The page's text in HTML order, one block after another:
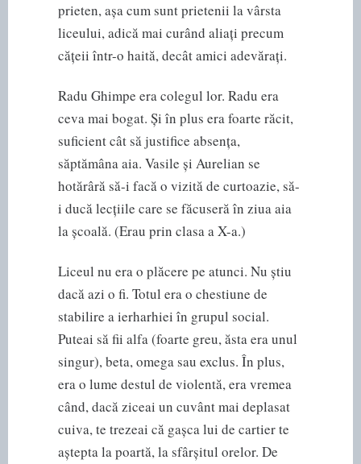
prieten, așa cum sunt prietenii la vârsta
liceului, adică mai curând aliați precum
cățeii într-o haită, decât amici adevărați.
Radu Ghimpe era colegul lor. Radu era
ceva mai bogat. Și în plus era foarte răcit,
suficient cât să justifice absența,
săptămâna aia. Vasile și Aurelian se
hotărâră să-i facă o vizită de curtoazie, să-
i ducă lecțiile care se făcuseră în ziua aia
la școală. (Erau prin clasa a X-a.)
Liceul nu era o plăcere pe atunci. Nu știu
dacă azi o fi. Totul era o chestiune de
stabilire a ierharhiei în grupul social.
Puteai să fii alfa (foarte greu, ăsta era unul
singur), beta, omega sau exclus. În plus,
era o lume destul de violentă, era vremea
când, dacă ziceai un cuvânt mai deplasat
cuiva, te trezeai că gașca lui de cartier te
aștepta la poartă, la sfârșitul orelor. De